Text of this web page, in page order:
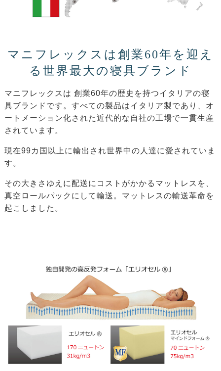
マニフレックスは創業60年を迎え
る世界最大の寝具ブランド
マニフレックスは 創業60年の歴史を持つイタリアの寝
具ブランドです。すべての製品はイタリア製であり、オ
ートメーション化された近代的な自社の工場で一貫生産
されています。
現在99カ国以上に輸出され世界中の人達に愛されていま
す。
その大きさゆえに配送にコストがかかるマットレスを、
真空ロールパックにして輸送。マットレスの輸送革命を
起こしました。